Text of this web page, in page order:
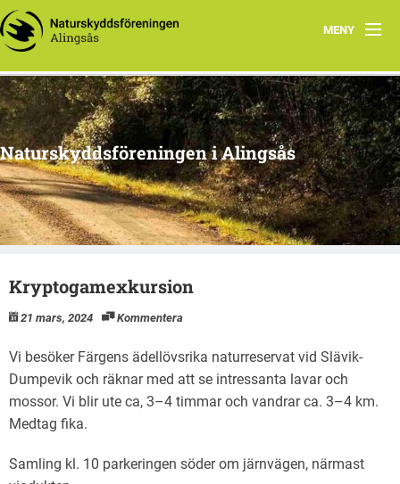
MENY
Aktuellt
Program 2026
Grupper
Samarbetsprojekt
Om oss
Naturskyddsföreningen i Alingsås
Kryptogamexkursion
21 mars, 2024 Kommentera
Vi besöker Färgens ädellövsrika naturreservat vid Slävik-
Dumpevik och räknar med att se intressanta lavar och
mossor. Vi blir ute ca, 3–4 timmar och vandrar ca. 3–4 km.
Medtag fika.
Samling kl. 10 parkeringen söder om järnvägen, närmast